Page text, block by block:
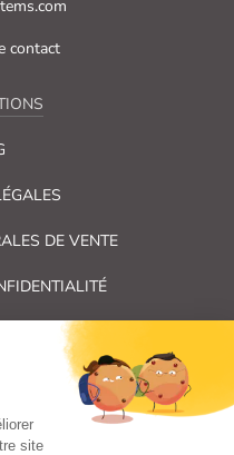
contact
DE VENTE
Systems ©